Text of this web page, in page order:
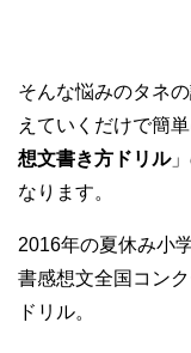
そんな悩みのタネ
えていくだけで簡
想文書き方ドリル
なります。
2016年の夏休み小
書感想文全国コン
ドリル。